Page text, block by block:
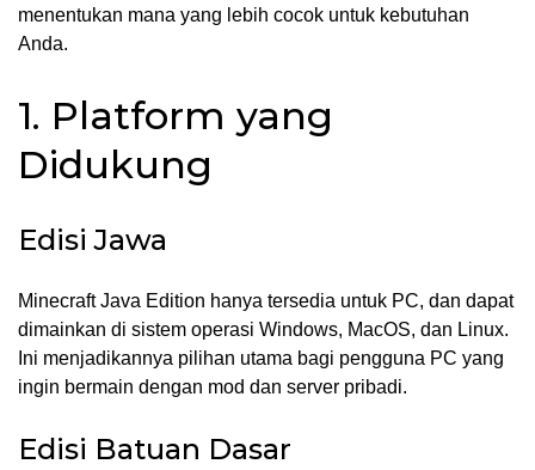
menentukan mana yang lebih cocok untuk kebutuhan
Anda.
1. Platform yang
Didukung
Edisi Jawa
Minecraft Java Edition hanya tersedia untuk PC, dan dapat
dimainkan di sistem operasi Windows, MacOS, dan Linux.
Ini menjadikannya pilihan utama bagi pengguna PC yang
ingin bermain dengan mod dan server pribadi.
Edisi Batuan Dasar